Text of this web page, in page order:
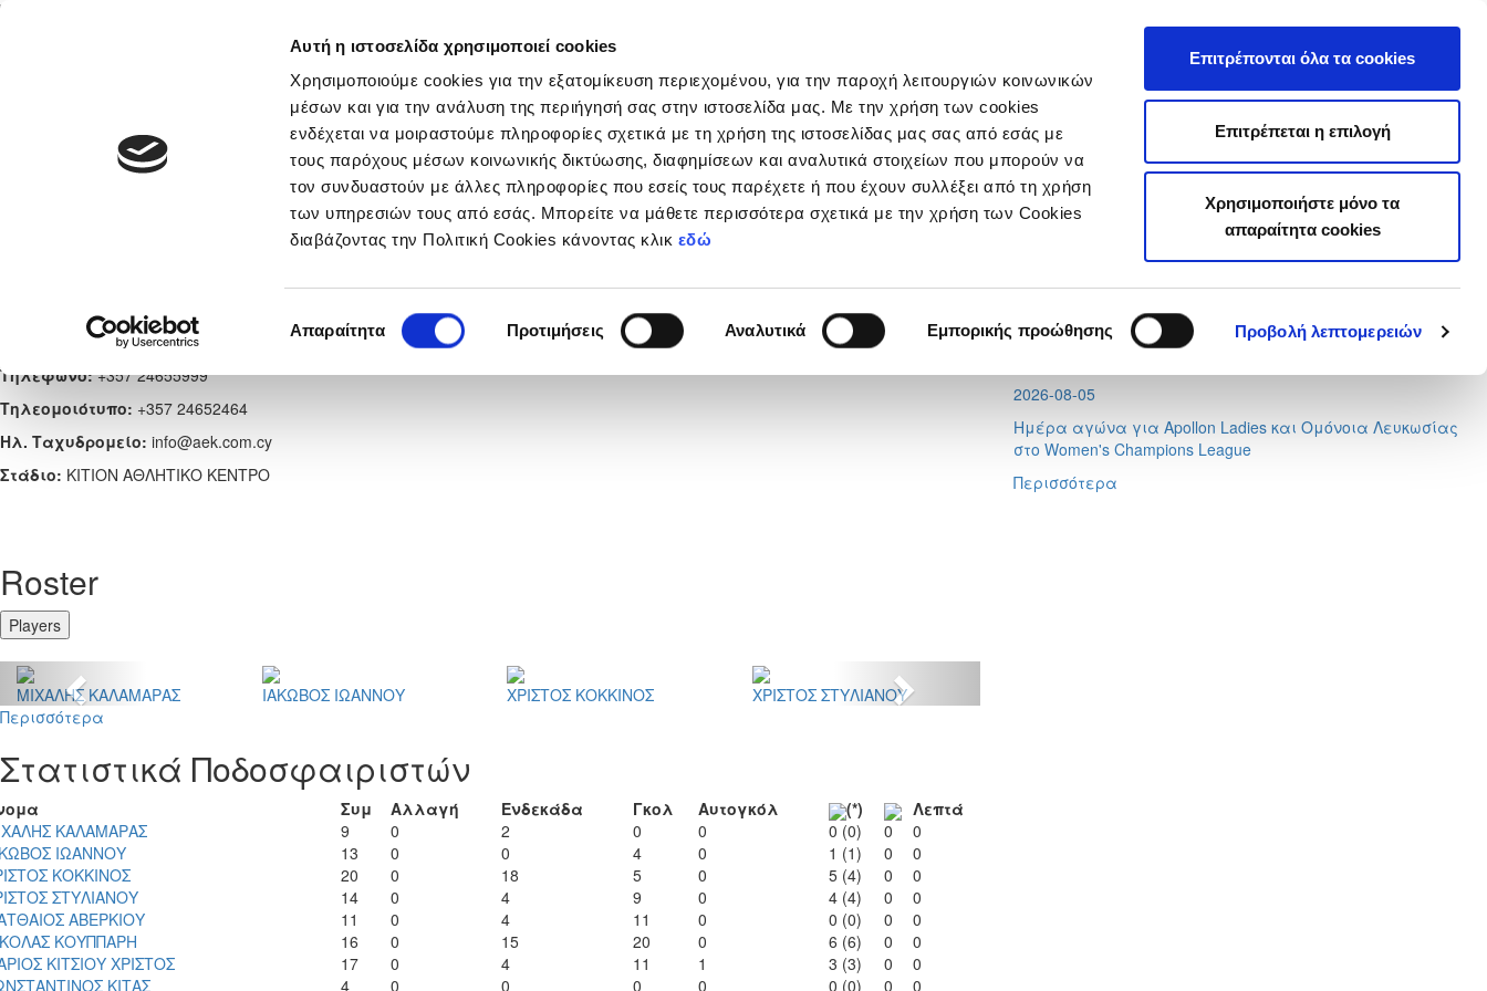
Αυτή η ιστοσελίδα χρησιμοποιεί cookies
Χρησιμοποιούμε cookies για την εξατομίκευση περιεχομένου, για την παροχή λειτουργιών κοινωνικών
μέσων και για την ανάλυση της περιήγησή σας στην ιστοσελίδα μας. Με την χρήση των cookies
ενδέχεται να μοιραστούμε πληροφορίες σχετικά με τη χρήση της ιστοσελίδας μας σας από εσάς με
τους παρόχους μέσων κοινωνικής δικτύωσης, διαφημίσεων και αναλυτικά στοιχείων που μπορούν να
τον συνδυαστούν με άλλες πληροφορίες που εσείς τους παρέχετε ή που έχουν συλλέξει από τη χρήση
των υπηρεσιών τους από εσάς. Μπορείτε να μάθετε περισσότερα σχετικά με την χρήση των Cookies
διαβάζοντας την Πολιτική Cookies κάνοντας κλικ εδώ
συγκατάθεσης
Απαραίτητα Προτιμήσεις Αναλυτικά Εμπορικής προώθησης Προβολή λεπτομερειών
Επιτρέπονται όλα τα cookies
Επιτρέπεται η επιλογή
Χρησιμοποιήστε μόνο τα
απαραίτητα cookies
Νέα & Πληροφορίες Εθνικές Ομάδες Διοργανώσεις
ΑΕΚ ΛΑΡΝΑΚΑΣ - Παγκύπριο Πρωτάθλημα Futsal
Διεύθυνση:ΛΑΡΝΑΚΑ, ΛΑΡΝΑΚΑ, ΚΥΠΡΟΣ
Τηλέφωνο:+357 24655999
Tηλεομοιότυπο: +357 24652464
Ηλ. Ταχυδρομείο: info@aek.com.cy
Στάδιο: ΚΙΤΙΟΝ ΑΘΛΗΤΙΚΟ ΚΕΝΤΡΟ
Roster
Players
ΜΙΧΑΛΗΣ ΚΑΛΑΜΑΡΑΣ ΙΑΚΩΒΟΣ ΙΩΑΝΝΟΥ ΧΡΙΣΤΟΣ ΚΟΚΚΙΝΟΣ ΧΡΙΣΤΟΣ ΣΤΥΛΙΑΝΟΥ
Previous Next
Περισσότερα
Στατιστικά Ποδοσφαιριστών
Συμ Αλλαγή Ενδεκάδα Γκολ Αυτογκόλ (*)
Λεπτά
ΚΑΛΑΜΑΡΑΣ
9 0 2 0 0 0 (0) 0
0
ΙΩΑΝΝΟΥ
13 0 0 4 0 1 (1) 0
0
ΚΟΚΚΙΝΟΣ
20 0 18 5 0 5 (4) 0
0
ΣΤΥΛΙΑΝΟΥ
14 0 4 9 0 4 (4) 0
0
ΑΒΕΡΚΙΟΥ
11 0 4 11 0 0 (0) 0
0
ΚΟΥΠΠΑΡΗ
16 0 15 20 0 6 (6) 0
0
ΚΙΤΣΙΟΥ ΧΡΙΣΤΟΣ
17 0 4 11 1 3 (3) 0
0
ΚΙΤΑΣ
4 0 0 0 0 0 (0) 0
0
Τελευταία Νέα
Νεανίδων Κ-19
2026-08-05
2026-08-05
Ημέρα αγώνα για Apollon Ladies και Ομόνοια Λευκωσίας
στο Women's Champions League
Περισσότερα